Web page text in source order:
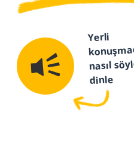
Yerli
nasıl
dinle